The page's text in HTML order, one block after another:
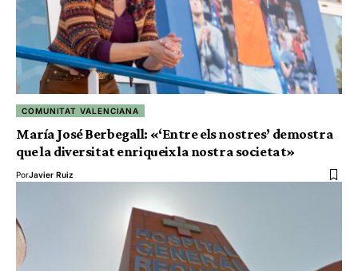
COMUNITAT VALENCIANA
María José Berbegall: «‘Entre els nostres’ demostra
que la diversitat enriqueix la nostra societat»
PorJavier Ruiz